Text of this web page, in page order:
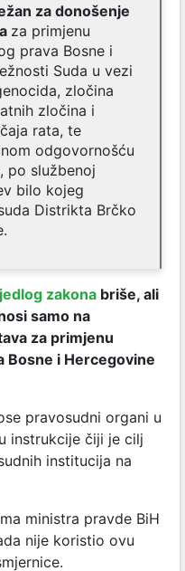
za donošenje
za primjenu
prava Bosne i
Suda u vezi
zločina
zločina i
rata, te
odgovornošću
po službenoj
bilo kojeg
Distrikta Brčko
zakona briše, ali
samo na
za primjenu
Bosne i Hercegovine
pravosudni organi u
instrukcije čiji je cilj
institucija na
ministra pravde BiH
nije koristio ovu